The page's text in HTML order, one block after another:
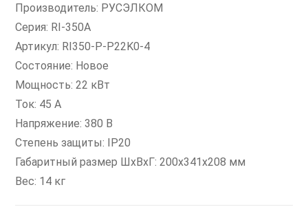
Производитель: РУСЭЛКОМ
Серия: RI-350A
Артикул: RI350-P-P22K0-4
Состояние: Новое
Мощность: 22 кВт
Ток: 45 А
Напряжение: 380 В
Степень защиты: IP20
Габаритный размер ШхВхГ: 200х341х208 мм
Вес: 14 кг